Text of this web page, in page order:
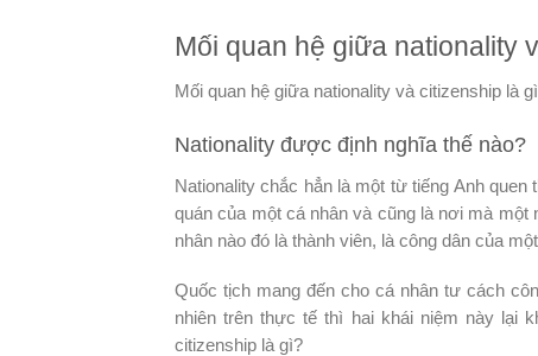
Mối quan hệ giữa nationality
Mối quan hệ giữa nationality và citizenship là
Nationality được định nghĩa thế nào?
Nationality chắc hẳn là một từ tiếng Anh
quán của một cá nhân và cũng là nơi mà
nhân nào đó là thành viên, là công dân của
Quốc tịch mang đến cho cá nhân tư cách
nhiên trên thực tế thì hai khái niệm này lại
citizenship là gì?